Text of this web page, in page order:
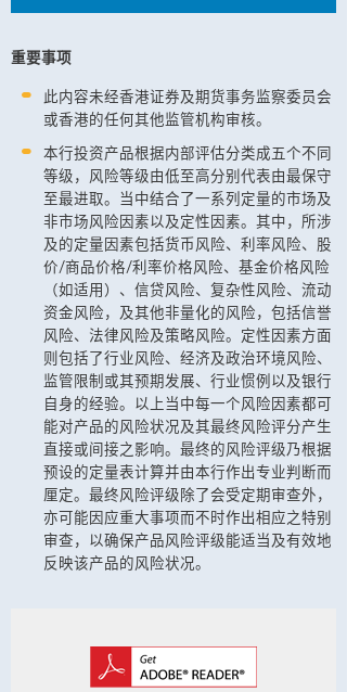
重要事项
此内容未经香港证券及期货事务监察委员会
或香港的任何其他监管机构审核。
本行投资产品根据内部评估分类成五个不同
等级，风险等级由低至高分别代表由最保守
至最进取。当中结合了一系列定量的市场及
非市场风险因素以及定性因素。其中，所涉
及的定量因素包括货币风险、利率风险、股
价/商品价格/利率价格风险、基金价格风险
（如适用）、信贷风险、复杂性风险、流动
资金风险，及其他非量化的风险，包括信誉
风险、法律风险及策略风险。定性因素方面
则包括了行业风险、经济及政治环境风险、
监管限制或其预期发展、行业惯例以及银行
自身的经验。以上当中每一个风险因素都可
能对产品的风险状况及其最终风险评分产生
直接或间接之影响。最终的风险评级乃根据
预设的定量表计算并由本行作出专业判断而
厘定。最终风险评级除了会受定期审查外，
亦可能因应重大事项而不时作出相应之特别
审查，以确保产品风险评级能适当及有效地
反映该产品的风险状况。